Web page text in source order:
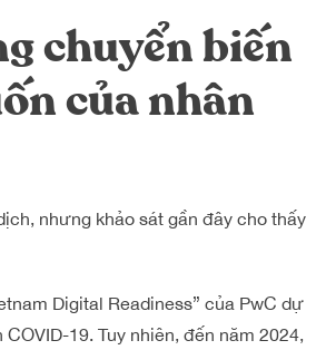
chuyển biến
của nhân
nhưng khảo sát gần đây cho thấy
Digital Readiness” của PwC dự
19. Tuy nhiên, đến năm 2024,